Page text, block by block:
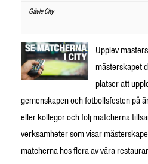
Gävle City
Upplev
mästerskapet
platser att
gemenskapen och fotbollsfesten på
eller kollegor och följ matcherna
verksamheter som visar
matcherna hos flera av våra